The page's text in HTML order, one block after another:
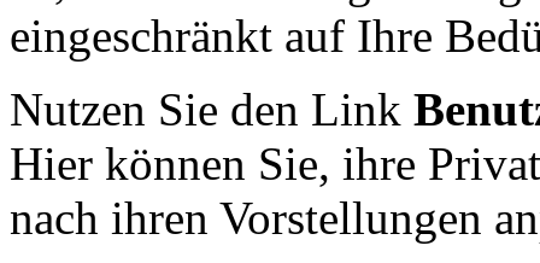
eingeschränkt auf Ihre
Nutzen Sie den Link
Hier können Sie, ihre
nach ihren Vorstellungen